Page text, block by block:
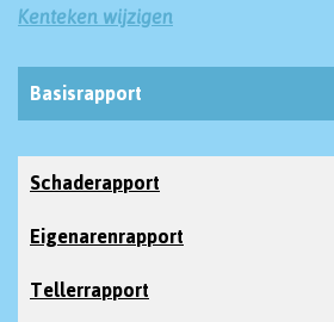
Kenteken wijzigen
Basisrapport
Schaderapport
Eigenarenrapport
Tellerrapport